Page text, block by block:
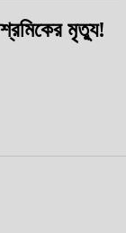
মৃত্যু!